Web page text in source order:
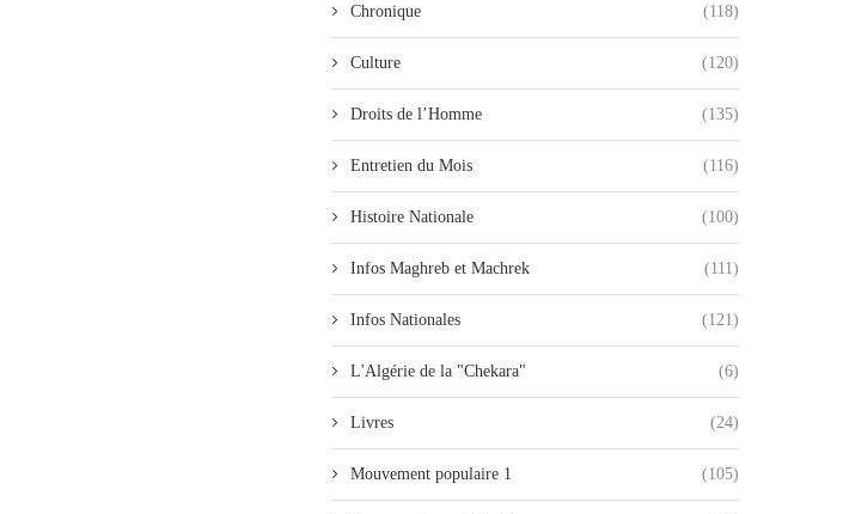
Chronique (118)
Culture (120)
Droits de l’Homme (135)
Entretien du Mois (116)
Histoire Nationale (100)
Infos Maghreb et Machrek (111)
Infos Nationales (121)
L'Algérie de la "Chekara" (6)
Livres (24)
Mouvement populaire 1 (105)